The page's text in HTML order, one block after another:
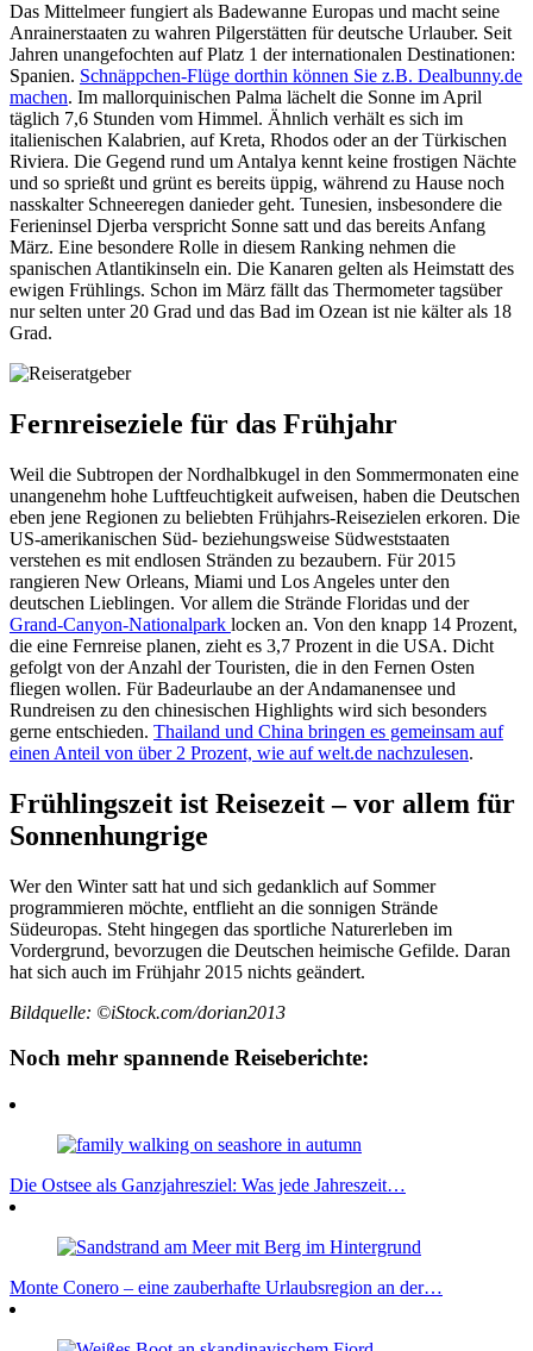
Das Mittelmeer fungiert als Badewanne Europas und macht seine
Anrainerstaaten zu wahren Pilgerstätten für deutsche Urlauber. Seit
Jahren unangefochten auf Platz 1 der internationalen Destinationen:
Spanien. Schnäppchen-Flüge dorthin können Sie z.B. Dealbunny.de
machen. Im mallorquinischen Palma lächelt die Sonne im April
täglich 7,6 Stunden vom Himmel. Ähnlich verhält es sich im
italienischen Kalabrien, auf Kreta, Rhodos oder an der Türkischen
Riviera. Die Gegend rund um Antalya kennt keine frostigen Nächte
und so sprießt und grünt es bereits üppig, während zu Hause noch
nasskalter Schneeregen danieder geht. Tunesien, insbesondere die
Ferieninsel Djerba verspricht Sonne satt und das bereits Anfang
März. Eine besondere Rolle in diesem Ranking nehmen die
spanischen Atlantikinseln ein. Die Kanaren gelten als Heimstatt des
ewigen Frühlings. Schon im März fällt das Thermometer tagsüber
nur selten unter 20 Grad und das Bad im Ozean ist nie kälter als 18
Grad.
Fernreiseziele für das Frühjahr
Weil die Subtropen der Nordhalbkugel in den Sommermonaten eine
unangenehm hohe Luftfeuchtigkeit aufweisen, haben die Deutschen
eben jene Regionen zu beliebten Frühjahrs-Reisezielen erkoren. Die
US-amerikanischen Süd- beziehungsweise Südweststaaten
verstehen es mit endlosen Stränden zu bezaubern. Für 2015
rangieren New Orleans, Miami und Los Angeles unter den
deutschen Lieblingen. Vor allem die Strände Floridas und der
Grand-Canyon-Nationalpark locken an. Von den knapp 14 Prozent,
die eine Fernreise planen, zieht es 3,7 Prozent in die USA. Dicht
gefolgt von der Anzahl der Touristen, die in den Fernen Osten
fliegen wollen. Für Badeurlaube an der Andamanensee und
Rundreisen zu den chinesischen Highlights wird sich besonders
gerne entschieden. Thailand und China bringen es gemeinsam auf
einen Anteil von über 2 Prozent, wie auf welt.de nachzulesen.
Frühlingszeit ist Reisezeit – vor allem für
Sonnenhungrige
Wer den Winter satt hat und sich gedanklich auf Sommer
programmieren möchte, entflieht an die sonnigen Strände
Südeuropas. Steht hingegen das sportliche Naturerleben im
Vordergrund, bevorzugen die Deutschen heimische Gefilde. Daran
hat sich auch im Frühjahr 2015 nichts geändert.
Bildquelle: ©iStock.com/dorian2013
Noch mehr spannende Reiseberichte:
Die Ostsee als Ganzjahresziel: Was jede Jahreszeit…
Monte Conero – eine zauberhafte Urlaubsregion an der…